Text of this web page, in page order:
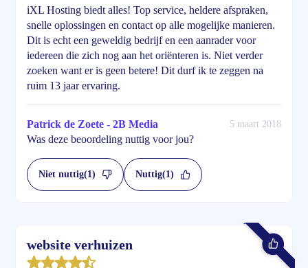
iXL Hosting biedt alles! Top service, heldere afspraken,
snelle oplossingen en contact op alle mogelijke manieren.
Dit is echt een geweldig bedrijf en een aanrader voor
iedereen die zich nog aan het oriënteren is. Niet verder
zoeken want er is geen betere! Dit durf ik te zeggen na
ruim 13 jaar ervaring.
Patrick de Zoete - 2B Media 5 maart 2018
Was deze beoordeling nuttig voor jou?
Niet nuttig(1) Nuttig(1)
website verhuizen